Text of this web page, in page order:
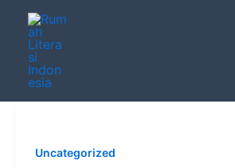
content
Uncategorized